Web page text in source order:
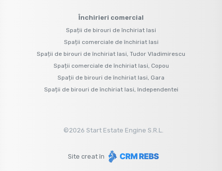
Închirieri comercial
Spații de birouri de închiriat Iasi
Spații comerciale de închiriat Iasi
Spații de birouri de închiriat Iasi, Tudor Vladimirescu
Spații comerciale de închiriat Iasi, Copou
Spații de birouri de închiriat Iasi, Gara
Spații de birouri de închiriat Iasi, Independentei
©2026 Start Estate Engine S.R.L.
Site creat în